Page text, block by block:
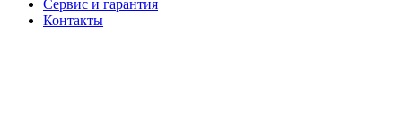
Сервис и гарантия
Контакты